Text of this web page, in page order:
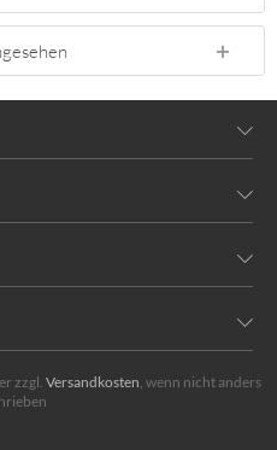
zzgl. Versandkosten, wenn nicht anders